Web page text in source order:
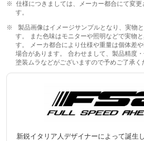
仕様につきましては、メーカー都合にて変更
す。
製品画像はイメージサンプルとなり、実物
す。 また色味はモニターや照明などで実物
す。 メーカ都合により仕様や重量は個体差
場合があります。 合わせまして、製品精度
塗装ムラなどがございますので予めご了承く
新鋭イタリア人デザイナーによって誕生